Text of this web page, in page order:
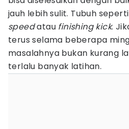
jauh lebih sulit. Tubuh
speedatau finishing kick.
terus selama beberapa
masalahnya bukan kurang
terlalu banyak latihan.